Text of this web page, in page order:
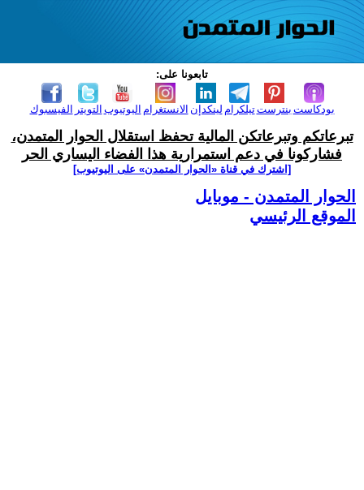
تابعونا على:
الفيسبوك التويتر اليوتيوب الانستغرام لينكدإن تيلكرامبنترست بودكاست
تبرعاتكم وتبرعاتكن المالية تحفظ استقلال الحوار المتمدن،
فشاركونا في دعم استمرارية هذا الفضاء اليساري الحر
[اشترك في قناة ‫«الحوار المتمدن» على اليوتيوب]
الحوار المتمدن - موبايل
الموقع الرئيسي